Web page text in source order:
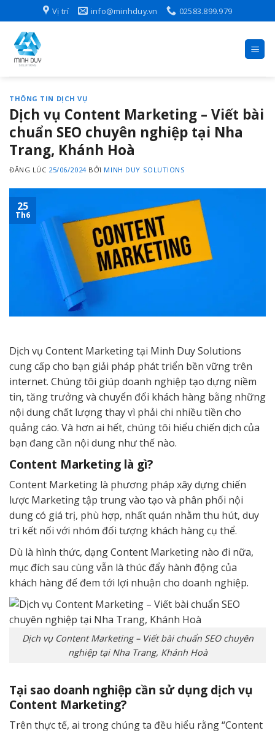
to
content
Vị trí info@minhduy.vn 02583.899.979
THÔNG TIN DỊCH VỤ
Dịch vụ Content Marketing – Viết bài
chuẩn SEO chuyên nghiệp tại Nha
Trang, Khánh Hoà
ĐĂNG LÚC 25/06/2024 BỞI MINH DUY SOLUTIONS
25
Th6
Dịch vụ Content Marketing tại Minh Duy Solutions
cung cấp cho bạn giải pháp phát triển bền vững trên
internet. Chúng tôi giúp doanh nghiệp tạo dựng niềm
tin, tăng trưởng và chuyển đổi khách hàng bằng những
nội dung chất lượng thay vì phải chi nhiều tiền cho
quảng cáo. Và hơn ai hết, chúng tôi hiểu chiến dịch của
bạn đang cần nội dung như thế nào.
Content Marketing là gì?
Content Marketing là phương pháp xây dựng chiến
lược Marketing tập trung vào tạo và phân phối nội
dung có giá trị, phù hợp, nhất quán nhằm thu hút, duy
trì kết nối với nhóm đối tượng khách hàng cụ thể.
Dù là hình thức, dạng Content Marketing nào đi nữa,
mục đích sau cùng vẫn là thúc đẩy hành động của
khách hàng để đem tới lợi nhuận cho doanh nghiệp.
Dịch vụ Content Marketing – Viết bài chuẩn SEO chuyên
nghiệp tại Nha Trang, Khánh Hoà
Tại sao doanh nghiệp cần sử dụng dịch vụ
Content Marketing?
Trên thực tế, ai trong chúng ta đều hiểu rằng “Content